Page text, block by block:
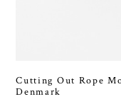
Cutting Out Rope
Denmark